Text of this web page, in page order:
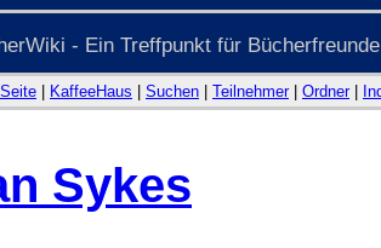
- Ein Treffpunkt für Bücherfreunde
KaffeeHaus Suchen Teilnehmer| Ordner|
Sykes